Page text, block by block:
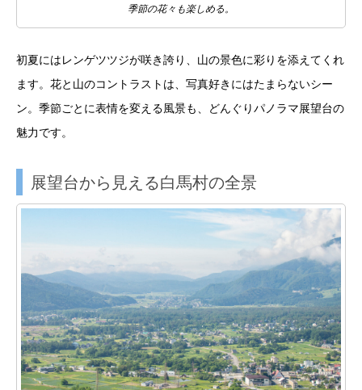
季節の花々も楽しめる。
初夏にはレンゲツツジが咲き誇り、山の景色に彩りを添えてくれ
ます。花と山のコントラストは、写真好きにはたまらないシー
ン。季節ごとに表情を変える風景も、どんぐりパノラマ展望台の
魅力です。
展望台から見える白馬村の全景